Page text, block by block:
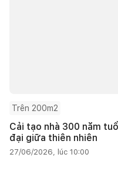
Trên 200m2
Cải tạo nhà 300 năm
đại giữa thiên nhiên
27/06/2026, lúc 10:00